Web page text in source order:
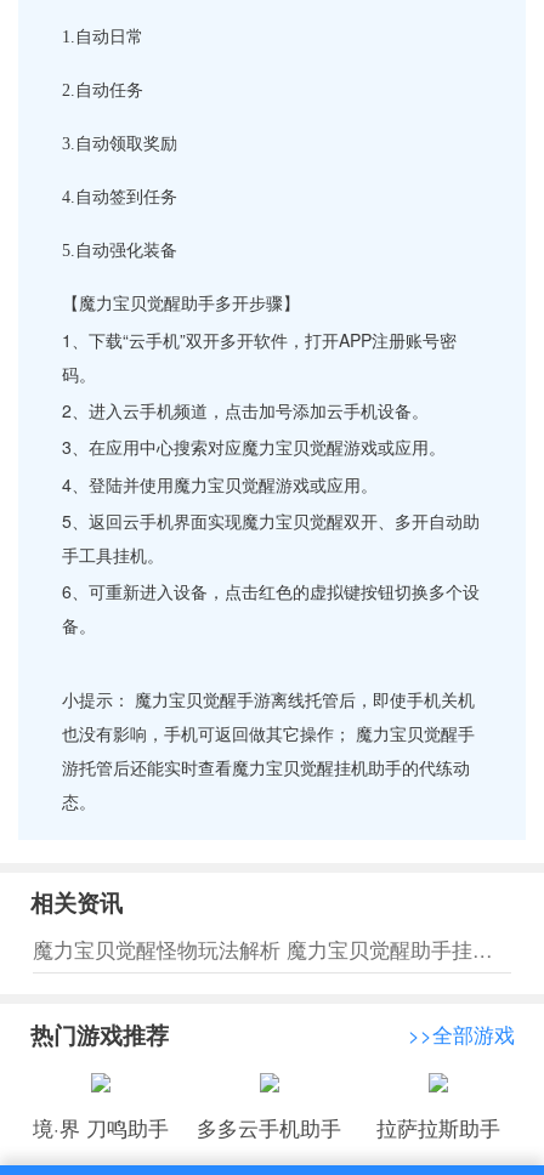
1. 自动日常
2. 自动任务
3. 自动领取奖励
4. 自动签到任务
5. 自动强化装备
【魔力宝贝觉醒助手多开步骤】
1、下载“云手机”双开多开软件，打开APP注册账号密
码。
2、进入云手机频道，点击加号添加云手机设备。
3、在应用中心搜索对应魔力宝贝觉醒游戏或应用。
4、登陆并使用魔力宝贝觉醒游戏或应用。
5、返回云手机界面实现魔力宝贝觉醒双开、多开自动助
手工具挂机。
6、可重新进入设备，点击红色的虚拟键按钮切换多个设
备。
小提示： 魔力宝贝觉醒手游离线托管后，即使手机关机
也没有影响，手机可返回做其它操作； 魔力宝贝觉醒手
游托管后还能实时查看魔力宝贝觉醒挂机助手的代练动
态。
相关资讯
魔力宝贝觉醒怪物玩法解析 魔力宝贝觉醒助手挂机玩游戏省心
热门游戏推荐 >>全部游戏
境·界 刀鸣助手 多多云手机助手 拉萨拉斯助手